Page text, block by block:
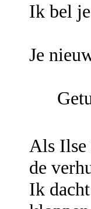
Ik bel
Je
Als Ilse
de
Ik